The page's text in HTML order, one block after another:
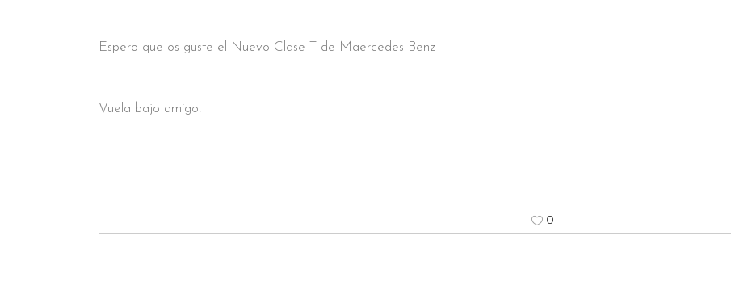
Espero que os guste el Nuevo Clase T de Maercedes-Benz
Vuela bajo amigo!
0